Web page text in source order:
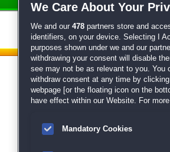
Datenschutz| AGB|Impressum
We Care About Your
We and our 478 partners store and
identifiers, on your device. Selecting I
purposes shown under we and our
withdrawing your consent will disable
see may not be as relevant to you. You
withdraw consent at any time by
webpage [or the floating icon on the
have effect within our Website. For
Mandatory Cookies